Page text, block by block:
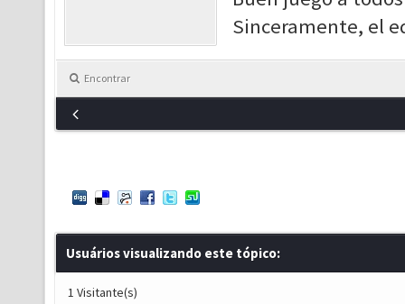
Sinceramente, el
Encontrar
Usuários visualizando este tópico:
1 Visitante(s)